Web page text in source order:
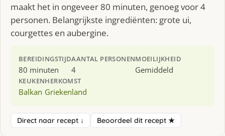
maakt het in ongeveer 80 minuten, genoeg voor 4
personen. Belangrijkste ingrediënten: grote ui,
courgettes en aubergine.
BEREIDINGSTIJD
80 minuten
AANTAL PERSONEN
4
MOEILIJKHEID
Gemiddeld
KEUKEN
Balkan
HERKOMST
Griekenland
Direct naar recept ↓ Beoordeel dit recept ★